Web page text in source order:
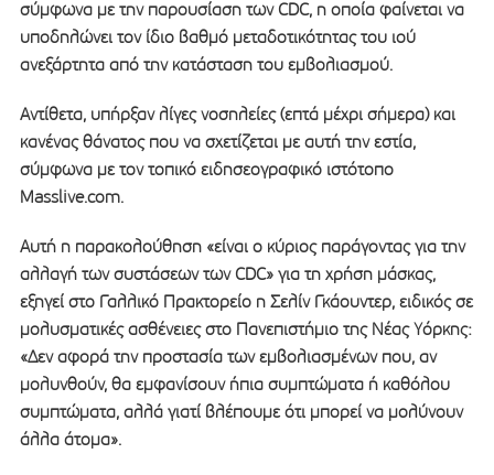
σύμφωνα με την παρουσίαση των CDC, η οποία φαίνεται να
υποδηλώνει τον ίδιο βαθμό μεταδοτικότητας του ιού
ανεξάρτητα από την κατάσταση του εμβολιασμού.
Αντίθετα, υπήρξαν λίγες νοσηλείες (επτά μέχρι σήμερα) και
κανένας θάνατος που να σχετίζεται με αυτή την εστία,
σύμφωνα με τον τοπικό ειδησεογραφικό ιστότοπο
Masslive.com.
Αυτή η παρακολούθηση «είναι ο κύριος παράγοντας για την
αλλαγή των συστάσεων των CDC» για τη χρήση μάσκας,
εξηγεί στο Γαλλικό Πρακτορείο η Σελίν Γκάουντερ, ειδικός σε
μολυσματικές ασθένειες στο Πανεπιστήμιο της Νέας Υόρκης:
«Δεν αφορά την προστασία των εμβολιασμένων που, αν
μολυνθούν, θα εμφανίσουν ήπια συμπτώματα ή καθόλου
συμπτώματα, αλλά γιατί βλέπουμε ότι μπορεί να μολύνουν
άλλα άτομα».